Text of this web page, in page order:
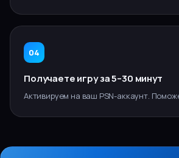
04
Получаете игру за 5–30 минут
Активируем на ваш PSN-аккаунт.